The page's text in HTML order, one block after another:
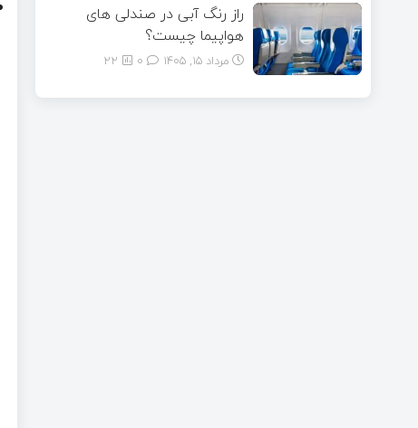
راز رنگ آبی در صندلی های
هواپیما چیست؟
مرداد ۱۵, ۱۴۰۵ 22